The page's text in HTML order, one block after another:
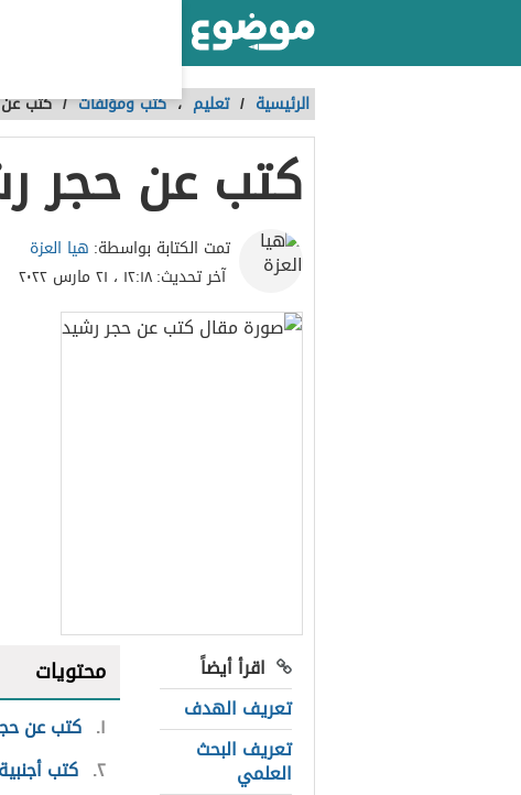
الرئيسية / تعليم ،كتب ومؤلفات /كتب
كتب عن حجر
تمت الكتابة بواسطة: هيا العزة
آخر تحديث:١٢:١٨ ، ٢١ مارس ٢٠٢٢
اقرأ أيضاً
تعريف الهدف
تعريف البحث
العلمي
محتويات
١ كتب عن
٢ كتب